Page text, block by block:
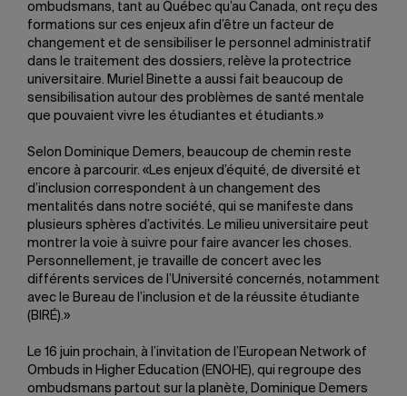
ombudsmans, tant au Québec qu’au Canada, ont reçu des
formations sur ces enjeux afin d’être un facteur de
changement et de sensibiliser le personnel administratif
dans le traitement des dossiers, relève la protectrice
universitaire. Muriel Binette a aussi fait beaucoup de
sensibilisation autour des problèmes de santé mentale
que pouvaient vivre les étudiantes et étudiants.»
Selon Dominique Demers, beaucoup de chemin reste
encore à parcourir. «Les enjeux d’équité, de diversité et
d’inclusion correspondent à un changement des
mentalités dans notre société, qui se manifeste dans
plusieurs sphères d’activités. Le milieu universitaire peut
montrer la voie à suivre pour faire avancer les choses.
Personnellement, je travaille de concert avec les
différents services de l’Université concernés, notamment
avec le Bureau de l’inclusion et de la réussite étudiante
(BIRÉ).»
Le 16 juin prochain, à l’invitation de l’European Network of
Ombuds in Higher Education (ENOHE), qui regroupe des
ombudsmans partout sur la planète, Dominique Demers